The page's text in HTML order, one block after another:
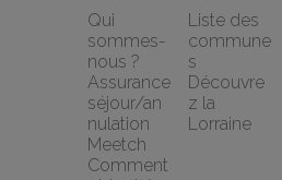
Qui
sommes-
nous ?
Assurance
séjour/an
nulation
Meetch
Comment
Liste des
commune
s
Découvre
z la
Lorraine